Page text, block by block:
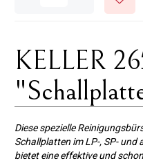
KELLER
Diese spezielle
Schallplatten im LP-, SP-
bietet eine effektive und